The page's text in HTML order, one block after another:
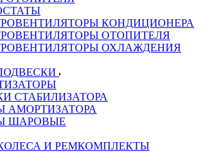
КОНДИЦИОНЕРА
ОТОПИТЕЛЯ
ОХЛАЖДЕНИЯ
СТАБИЛИЗАТОРА
АМОРТИЗАТОРА
ШАРОВЫЕ
И РЕМКОМПЛЕКТЫ